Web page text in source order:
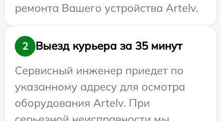
ремонта Вашего устройства Artelv.
2
Выезд курьера за 35 минут
Сервисный инженер приедет по
указанному адресу для осмотра
оборудования Artelv. При